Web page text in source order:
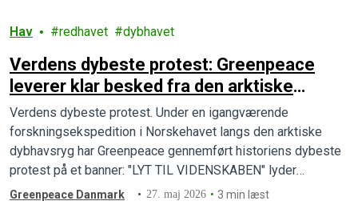
Hav redhavet dybhavet
Verdens dybeste protest: Greenpeace
leverer klar besked fra den arktiske
dybhavsbund
Verdens dybeste protest. Under en igangværende
forskningsekspedition i Norskehavet langs den arktiske
dybhavsryg har Greenpeace gennemført historiens dybeste
protest på et banner: "LYT TIL VIDENSKABEN" lyder
beskeden. Greenpeace ønsker at stoppe dybhavsminedrift
Greenpeace Danmark 27. maj 2026 3 min læst